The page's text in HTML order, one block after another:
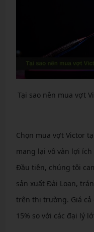
Tại sao nên mua vợt
Chọn mua vợt Victor
mang lại vô vàn lợi
Đầu tiên, chúng tôi
sản xuất Đài Loan,
trên thị trường. Giá
15% so với các đại lý